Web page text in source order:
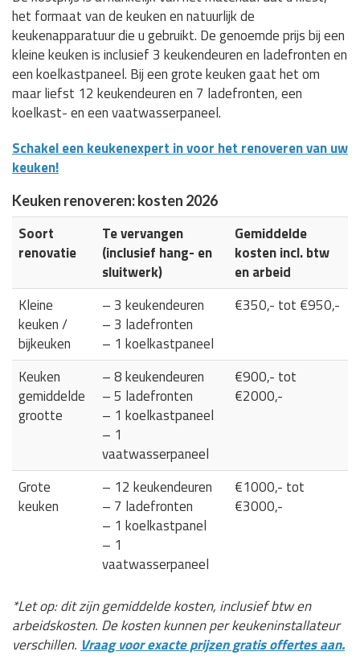
het formaat van de keuken en natuurlijk de
keukenapparatuur die u gebruikt. De genoemde prijs bij een
kleine keuken is inclusief 3 keukendeuren en ladefronten en
een koelkastpaneel. Bij een grote keuken gaat het om
maar liefst 12 keukendeuren en 7 ladefronten, een
koelkast- en een vaatwasserpaneel.
Schakel een keukenexpert in voor het renoveren van uw
keuken!
Keuken renoveren: kosten 2026
Soort
renovatie
Te vervangen
(inclusief hang- en
sluitwerk)
Gemiddelde
kosten incl. btw
en arbeid
Kleine
keuken /
bijkeuken
– 3 keukendeuren
– 3 ladefronten
– 1 koelkastpaneel
€350,- tot €950,-
Keuken
gemiddelde
grootte
– 8 keukendeuren
– 5 ladefronten
– 1 koelkastpaneel
– 1
vaatwasserpaneel
€900,- tot
€2000,-
Grote
keuken
– 12 keukendeuren
– 7 ladefronten
– 1 koelkastpanel
– 1
vaatwasserpaneel
€1000,- tot
€3000,-
*Let op: dit zijn gemiddelde kosten, inclusief btw en
arbeidskosten. De kosten kunnen per keukeninstallateur
verschillen. Vraag voor exacte prijzen gratis offertes aan.